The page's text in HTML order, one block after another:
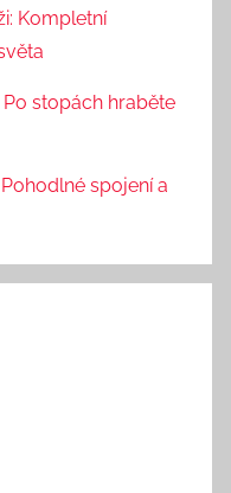
Kompletní
stopách hraběte
spojení a